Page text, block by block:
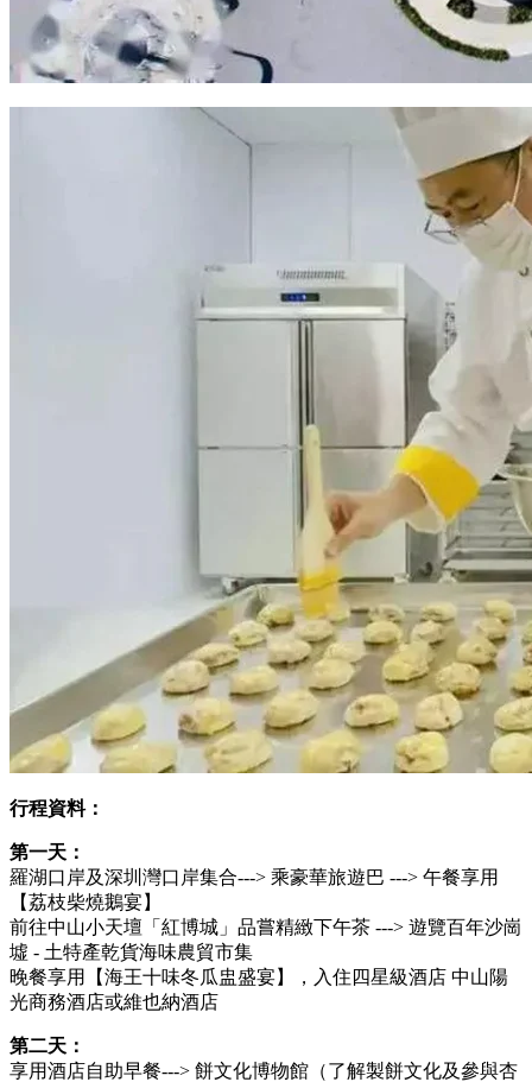
行程資料：
第一天：
羅湖口岸及深圳灣口岸集合---> 乘豪華旅遊巴 ---> 午餐享用
【荔枝柴燒鵝宴】
前往中山小天壇「紅博城」品嘗精緻下午茶 ---> 遊覽百年沙崗
墟 - 土特產乾貨海味農貿市集
晚餐享用【海王十味冬瓜盅盛宴】，入住四星級酒店 中山陽
光商務酒店或維也納酒店
第二天：
享用酒店自助早餐---> 餅文化博物館（了解製餅文化及參與杏